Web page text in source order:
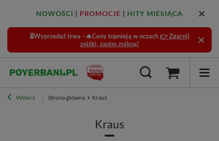
NOWOŚCI | PROMOCJE | HITY MIESIĄCA
⏳Wyprzedaż trwa –🔥Ceny topnieją w oczach 👉 Zgarnij
zniżki, zanim znikną!
Wstecz Strona główna Kraus
Kraus